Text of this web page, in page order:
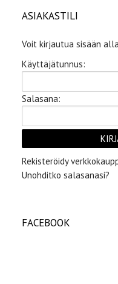
ASIAKASTILI
Voit kirjautua sisään
Käyttäjätunnus:
Salasana:
Rekisteröidy
Unohditko salasanasi?
FACEBOOK